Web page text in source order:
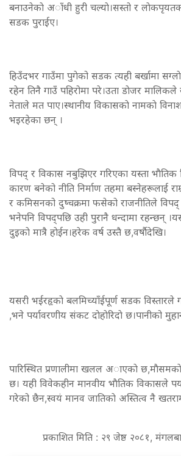
बनाउनेकाे अाँधी हुरी चल्याे।सस्तो र
सडक पुराईए।
हिउँदभर गाउँमा पुगेको सडक त्यही बर्खामा
रहेन तिनै गाउँ पहिरोमा परे।उता डाेजर मालिकले
नेताले मत पाए।स्थानीय विकासकाे नामकाे
भइरहेका छन् ।
विपद् र विकास नबुझिएर गरिएका यस्ता भाैतिक
कारण बनेको नीति निर्माण तहमा बस्नेहरूलाई
र कमिसनको दुष्चक्रमा फसेको राजनीतिले
भनेपनि विपद्पछि उही पुरानै धन्दामा रहन्छन्
दुइकाे मात्रै हाेईन।हरेक वर्ष उस्तै छ,वर्षाैदेखि।
यसरी भईरहृकाे बलमिच्याँईपूर्ण सडक विस्तारले
,भने पर्यावरणीय संकट दाेहाेरिदाे छ।पानीको
पारिस्थित प्रणालीमा खलल अाएकाे छ,माैसमकाे
छ। यही विवेकहीन मानवीय भाैतिक विकासले
गरेको छैन,स्वयं मानव जातिकाे अस्तित्व नै
प्रकाशित मिति : २९ जेष्ठ २०८१,